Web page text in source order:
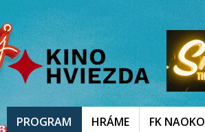
PROGRAM HRÁME FK NAOKO